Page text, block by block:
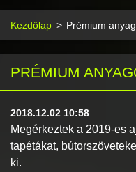
Kezdőlap > Prémium
PRÉMIUM
2018.12.02 10:58
Megérkeztek a 2019-es
tapétákat,
ki.